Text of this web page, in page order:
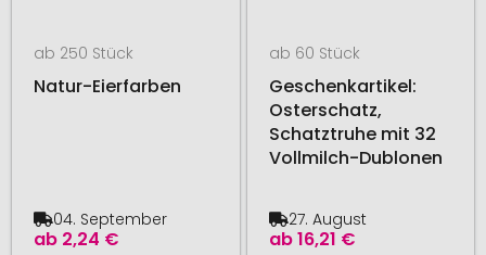
ab 250 Stück
Natur-Eierfarben
ab 2,24 €
04. September
ab 60 Stück
Geschenkartikel:
Osterschatz,
Schatztruhe mit 32
Vollmilch-Dublonen
ab16,21 €
27. August